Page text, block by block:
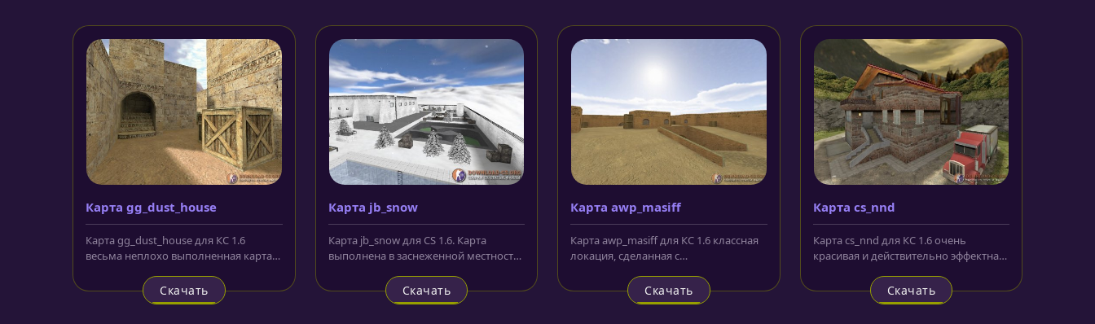
Карта gg_dust_house
Карта gg_dust_house для КС 1.6
весьма неплохо выполненная карта,
Скачать
Карта jb_snow
Карта jb_snow для CS 1.6. Карта
выполнена в заснеженной местности.
Скачать
Карта awp_masiff
Карта awp_masiff для КС 1.6 классная
локация, сделанная с
Индия, но...
Скачать
Карта cs_nnd
Карта cs_nnd для КС 1.6 очень
красивая и действительно эффектная
Скачать